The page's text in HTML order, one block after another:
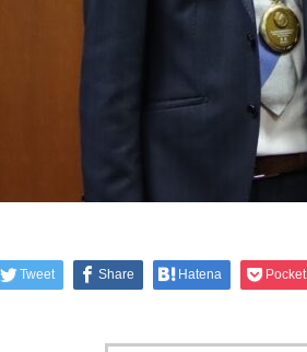
Tweet Share Hatena Pocket